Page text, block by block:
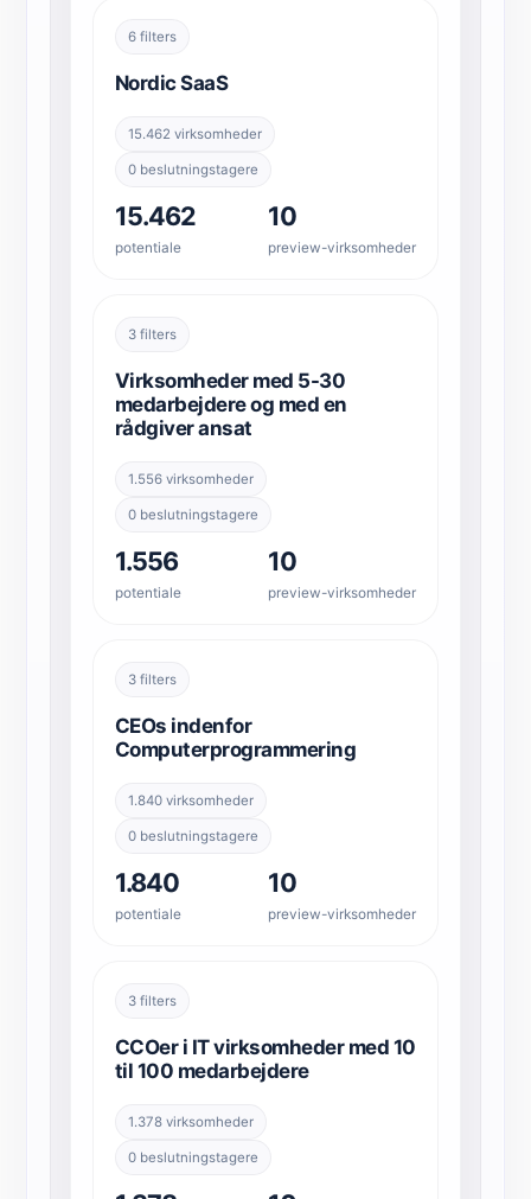
6 filters
Nordic SaaS
15.462 virksomheder
0 beslutningstagere
15.462
potentiale
10
preview-virksomheder
3 filters
Virksomheder med 5-30
medarbejdere og med en
rådgiver ansat
1.556 virksomheder
0 beslutningstagere
1.556
potentiale
10
preview-virksomheder
3 filters
CEOs indenfor
Computerprogrammering
1.840 virksomheder
0 beslutningstagere
1.840
potentiale
10
preview-virksomheder
3 filters
CCOer i IT virksomheder med 10
til 100 medarbejdere
1.378 virksomheder
0 beslutningstagere